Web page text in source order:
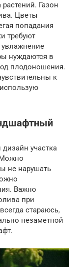
Газон
Цветы
попадания
требуют
увлажнение
нуждаются в
плодоношения.
к
участка
Можно
не нарушать
Важно
при
стараюсь,
незаметной